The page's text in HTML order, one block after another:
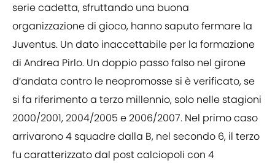
serie cadetta, sfruttando una buona
organizzazione di gioco, hanno saputo fermare la
Juventus. Un dato inaccettabile per la formazione
di Andrea Pirlo. Un doppio passo falso nel girone
d’andata contro le neopromosse si è verificato, se
si fa riferimento a terzo millennio, solo nelle stagioni
2000/2001, 2004/2005 e 2006/2007. Nel primo caso
arrivarono 4 squadre dalla B, nel secondo 6, il terzo
fu caratterizzato dal post calciopoli con 4